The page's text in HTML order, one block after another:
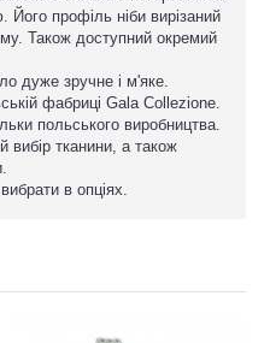
Його профіль ніби вирізаний
Також доступний окремий
дуже зручне і м'яке.
фабриці Gala Collezione.
польського виробництва.
вибір тканини, а також
в опціях.